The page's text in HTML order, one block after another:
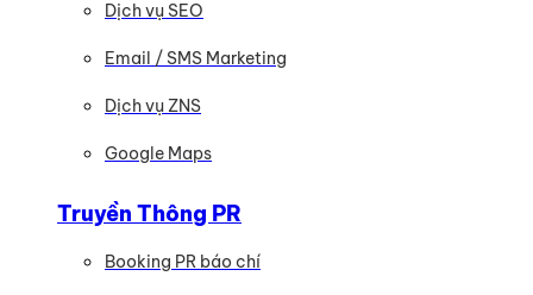
Dịch vụ SEO
Email / SMS Marketing
Dịch vụ ZNS
Google Maps
Truyền Thông PR
Booking PR báo chí